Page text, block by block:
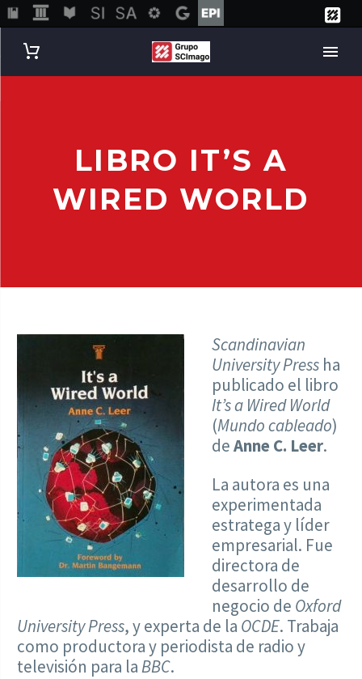
LIBRO IT’S A
WIRED WORLD
Scandinavian
University Pressha
publicado el libro
It’s a Wired World
(Mundo cableado)
deAnne C. Leer.
La autora es una
experimentada
estratega y líder
empresarial. Fue
directora de
desarrollo de
negocio de Oxford
University Press, y experta de la OCDE. Trabaja
como productora y periodista de radio y
televisión para laBBC.